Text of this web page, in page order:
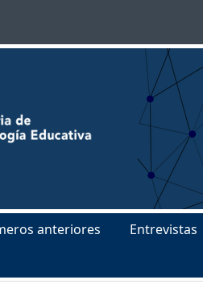
anteriores Entrevistas